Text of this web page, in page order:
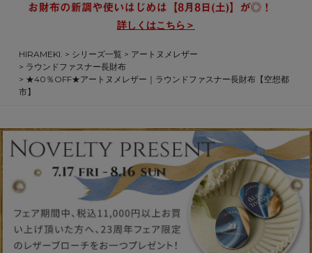
詳しくはこちら＞
HIRAMEKI. シリーズ一覧
アートヌメレザー
ラウンドファスナー長財布
★40％OFF★アートヌメレザー｜ラウンドファスナー長財布【空想都
市】